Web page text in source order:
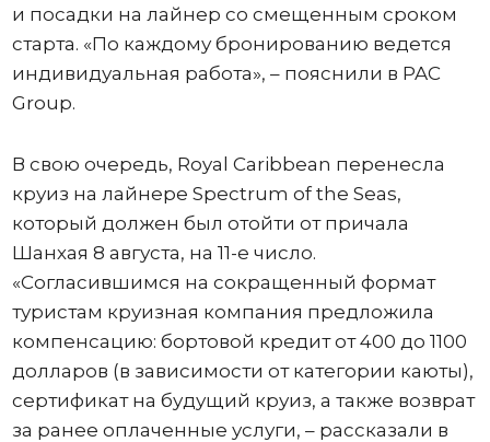
и посадки на лайнер со смещенным сроком
старта. «По каждому бронированию ведется
индивидуальная работа», – пояснили в PAC
Group.
В свою очередь, Royal Caribbean перенесла
круиз на лайнере Spectrum of the Seas,
который должен был отойти от причала
Шанхая 8 августа, на 11-е число.
«Согласившимся на сокращенный формат
туристам круизная компания предложила
компенсацию: бортовой кредит от 400 до 1100
долларов (в зависимости от категории каюты),
сертификат на будущий круиз, а также возврат
за ранее оплаченные услуги, – рассказали в